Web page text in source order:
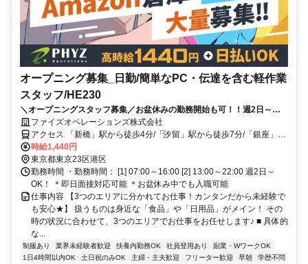
オープニング募集_日勤/簡単なPC・伝達を含む軽作業
スタッフ/HE230
＼オープニングスタッフ募集／お盆休みの勤務開始も可！！週2日～
OK！未経験OK！”早く働きたい！”方必見★
ファイズオペレーションズ株式会社
アクセス 「新橋」駅から徒歩4分/「汐留」駅から徒歩7分/「銀座」駅
から徒歩12分
時給1,440円
東京都東京23区港区
勤務時間 ・勤務時間： [1] 07:00～16:00 [2] 13:00～22:00 週2日～
OK！ ＊即日面接対応可能 ＊お盆休み中でも入職可能
仕事内容 【3つのエリアに分かれてお仕事！カンタンだから未経験で
も安心★】 扱うものは身近な「食品」や「日用品」がメイン！ その
時の状況に合わせて、3つのエリアでお仕事をお任せします♪ ■ 具体的
な...
制服あり 業界未経験者歓迎 扶養内勤務OK 社員登用あり
副業・WワークOK
1日4時間以内OK
土日祝のみOK 主婦・主夫歓迎 フリーター歓迎 早朝
学歴不問